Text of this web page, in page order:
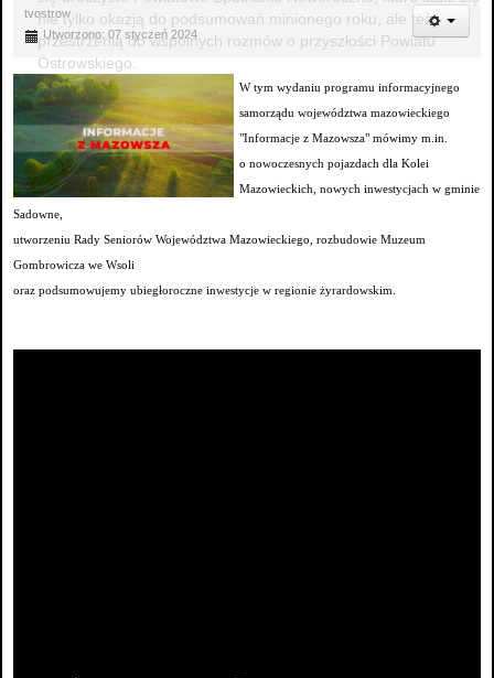
nie tylko okazją do podsumowań minionego roku, ale też
przestrzenią do wspólnych rozmów o przyszłości Powiatu
Ostrowskiego.
tvostrow
Utworzono: 07 styczeń 2024
W tym wydaniu programu informacyjnego
samorządu województwa mazowieckiego
"Informacje z Mazowsza" mówimy m.in.
o nowoczesnych pojazdach dla Kolei
Mazowieckich, nowych inwestycjach w gminie
Sadowne,
utworzeniu Rady Seniorów Województwa Mazowieckiego, rozbudowie Muzeum
Gombrowicza we Wsoli
oraz podsumowujemy ubiegłoroczne inwestycje w regionie żyrardowskim.